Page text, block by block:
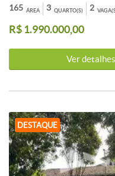
garagem individuais. -
Dois Mil e Vinte e Seis
ÁREA
165 QUARTO(S)
3 2
R$ 1.990.000,00
Ver
DESTAQUE